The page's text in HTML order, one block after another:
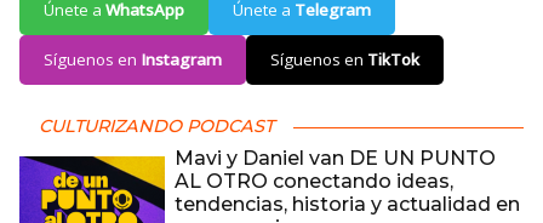
Únete a WhatsApp Únete a Telegram
Síguenos en Instagram Síguenos en TikTok
CULTURIZANDO PODCAST
Mavi y Daniel van DE UN PUNTO
AL OTRO conectando ideas,
tendencias, historia y actualidad en